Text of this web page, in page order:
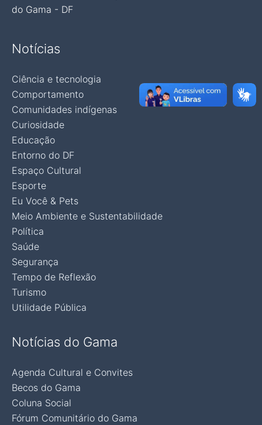
do Gama - DF
Notícias
Ciência e tecnologia
Comportamento
Comunidades indígenas
Curiosidade
Educação
Entorno do DF
Espaço Cultural
Esporte
Eu Você & Pets
Meio Ambiente e Sustentabilidade
Política
Saúde
Segurança
Tempo de Reflexão
Turismo
Utilidade Pública
Notícias do Gama
Agenda Cultural e Convites
Becos do Gama
Coluna Social
Fórum Comunitário do Gama